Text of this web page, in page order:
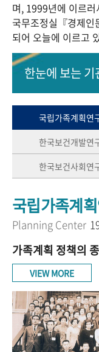
기록물 아카이브
사진 아카이브 문서
50+1 주년 기념
세계와 함께 한
VR 역사관
며, 1999년에 이르
국무조정실『경제인
되어 오늘에 이르고
한눈에 보는기
국립가족계획연
한국보건개발연
한국보건사회연
국립가족계
Planning Center
가족계획 정책의
VIEW MORE